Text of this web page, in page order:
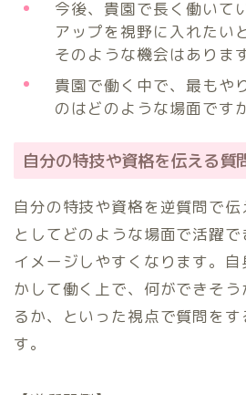
今後、貴園で長く働いて
アップを視野に入れたい
そのような機会はありま
貴園で働く中で、最もや
のはどのような場面です
自分の特技や資格を伝える質
自分の特技や資格を逆質問で
としてどのような場面で活躍
イメージしやすくなります。
かして働く上で、何ができそ
るか、といった視点で質問を
す。